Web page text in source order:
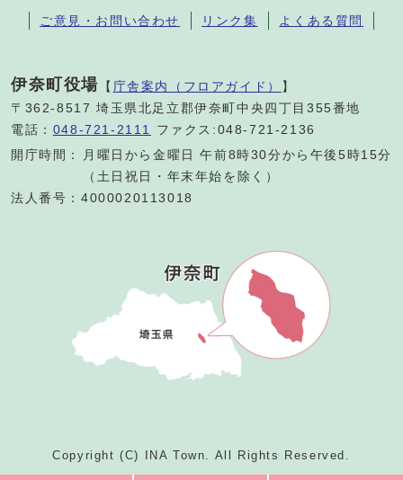
ご意見・お問い合わせ リンク集 よくある質問
伊奈町役場 【 庁舎案内（フロアガイド） 】
〒362-8517 埼玉県北足立郡伊奈町中央四丁目355番地
電話： 048-721-2111
ファクス:048-721-2136
開庁時間：
月曜日から金曜日 午前8時30分から午後5時15分
（土日祝日・年末年始を除く）
法人番号：4000020113018
Copyright (C) INA Town. All Rights Reserved.